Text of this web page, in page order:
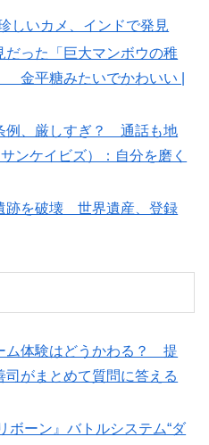
しいカメ、インドで発見
った「巨大マンボウの稚
金平糖みたいでかわいい |
例、厳しすぎ？ 通話も地
ンケイビズ）：自分を磨く
跡を破壊 世界遺産、登録
ム体験はどうかわる？ 提
がまとめて質問に答える
ボーン』バトルシステム“ダ